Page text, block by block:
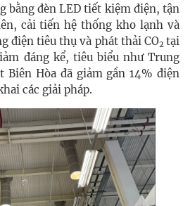
bằng đèn LED tiết kiệm điện, tận
cải tiến hệ thống kho lạnh và
điện tiêu thụ và phát thải CO2 tại
đáng kể, tiêu biểu như Trung
Biên Hòa đã giảm gần 14% điện
các giải pháp.